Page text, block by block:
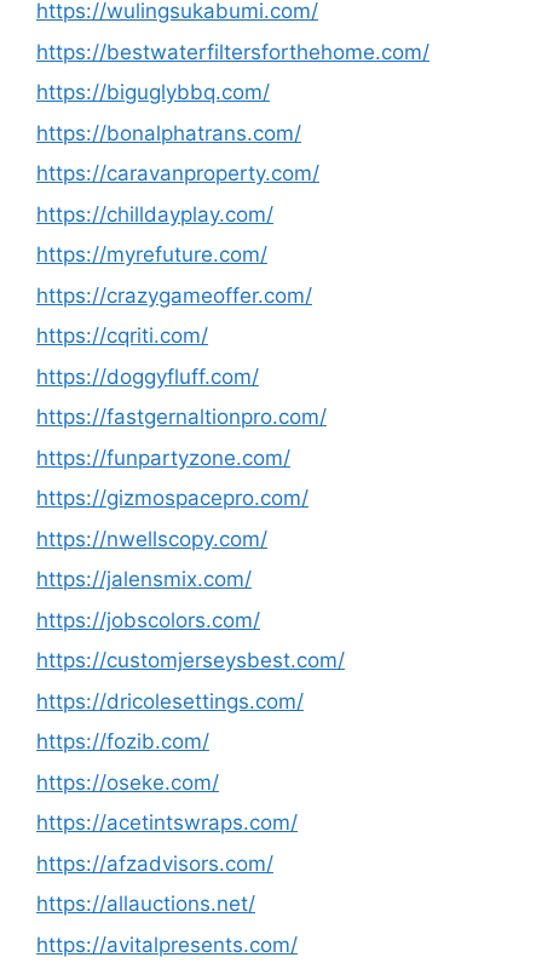
https://wulingsukabumi.com/
https://bestwaterfiltersforthehome.com/
https://biguglybbq.com/
https://bonalphatrans.com/
https://caravanproperty.com/
https://chilldayplay.com/
https://myrefuture.com/
https://crazygameoffer.com/
https://cqriti.com/
https://doggyfluff.com/
https://fastgernaltionpro.com/
https://funpartyzone.com/
https://gizmospacepro.com/
https://nwellscopy.com/
https://jalensmix.com/
https://jobscolors.com/
https://customjerseysbest.com/
https://dricolesettings.com/
https://fozib.com/
https://oseke.com/
https://acetintswraps.com/
https://afzadvisors.com/
https://allauctions.net/
https://avitalpresents.com/